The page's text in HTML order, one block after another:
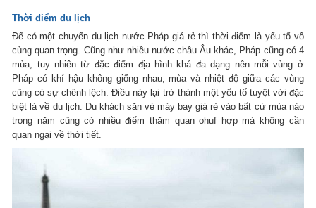
Thời điểm du lịch
Để có một chuyến du lịch nước Pháp giá rẻ thì thời điểm là yếu tố vô
cùng quan trọng. Cũng như nhiều nước châu Âu khác, Pháp cũng có 4
mùa, tuy nhiên từ đặc điểm địa hình khá đa dạng nên mỗi vùng ở
Pháp có khí hậu không giống nhau, mùa và nhiệt độ giữa các vùng
cũng có sự chênh lệch. Điều này lại trở thành một yếu tố tuyệt vời đặc
biệt là về du lịch. Du khách săn vé máy bay giá rẻ vào bất cứ mùa nào
trong năm cũng có nhiều điểm thăm quan ohuf hợp mà không cần
quan ngại về thời tiết.